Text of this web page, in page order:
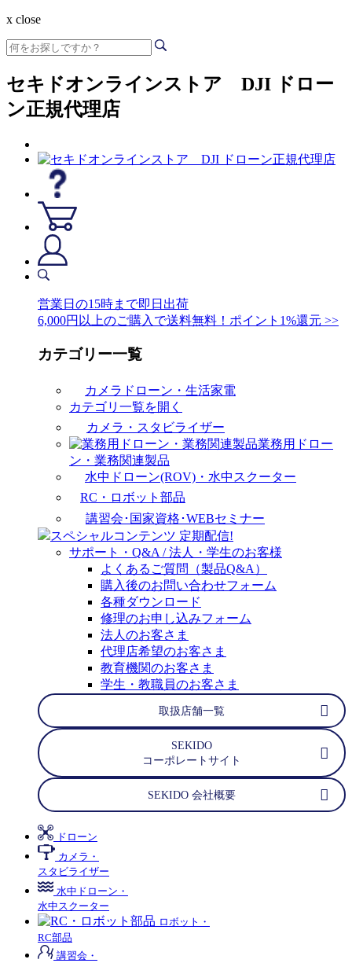
x close
セキドオンラインストア DJI ドロー
ン正規代理店
営業日の15時まで即日出荷
6,000円以上のご購入で送料無料！ポイント1%還元 >>
カテゴリー一覧
カメラドローン・生活家電
カテゴリ一覧を開く
カメラ・スタビライザー
業務用ドロー
ン・業務関連製品
水中ドローン(ROV)・水中スクーター
RC・ロボット部品
講習会･国家資格･WEBセミナー
スペシャルコンテンツ 定期配信!
サポート・Q&A / 法人・学生のお客様
よくあるご質問（製品Q&A）
購入後のお問い合わせフォーム
各種ダウンロード
修理のお申し込みフォーム
法人のお客さま
代理店希望のお客さま
教育機関のお客さま
学生・教職員のお客さま
取扱店舗一覧
SEKIDO
コーポレートサイト
SEKIDO 会社概要
ドローン
カメラ・
スタビライザー
水中ドローン・
水中スクーター
ロボット・
RC部品
講習会・